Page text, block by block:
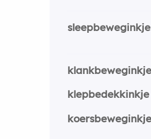
klankbeweginkje
klepbedekkinkje
koersbeweginkje